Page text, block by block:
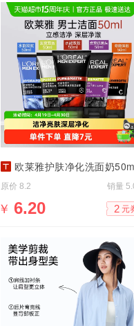
欧莱雅护肤净化洗面奶
原价 8.2 销量
￥ 6.20 2 元